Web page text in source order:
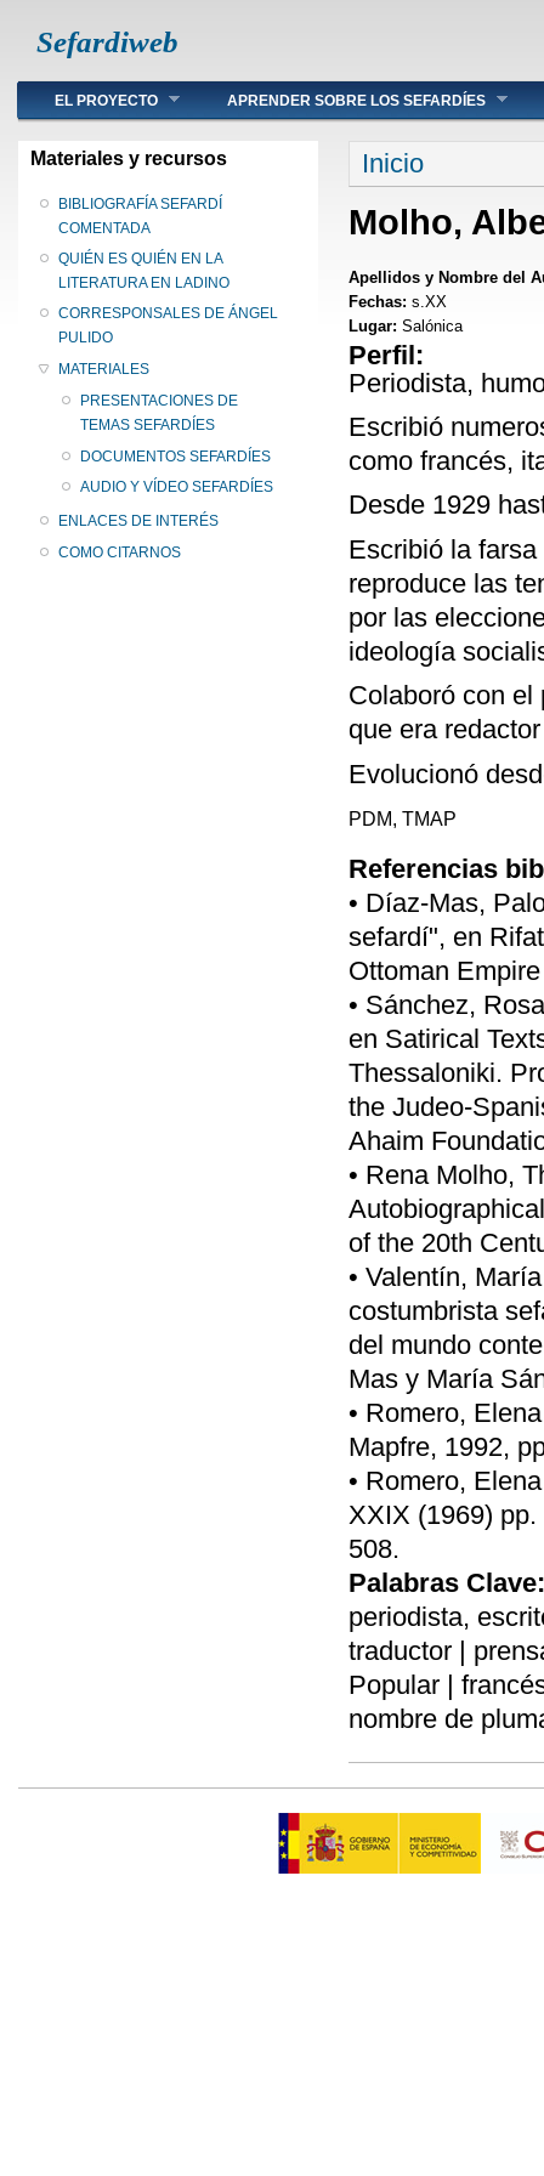
Sefardiweb
Main menu
EL PROYECTO APRENDER SOBRE LOS SEFARDÍES
Materiales y recursos
BIBLIOGRAFÍA SEFARDÍ
COMENTADA
QUIÉN ES QUIÉN EN LA
LITERATURA EN LADINO
CORRESPONSALES DE ÁNGEL
PULIDO
MATERIALES
PRESENTACIONES DE
TEMAS SEFARDÍES
DOCUMENTOS SEFARDÍES
AUDIO Y VÍDEO SEFARDÍES
ENLACES DE INTERÉS
COMO CITARNOS
Se encuentra
Inicio
Molho,
Apellidos y Nombre del
Fechas: s.XX
Lugar: Salónica
Perfil:
Periodista,
Escribió
como francés,
Desde 1929
Escribió la farsa
reproduce las
por las
ideología
Colaboró con
que era
Evolucionó
PDM, TMAP
Referencias
• Díaz-Mas,
sefardí", en
Ottoman
• Sánchez,
en Satirical
Thessaloniki.
the Judeo-
Ahaim
• Rena Molho,
of the 20th
• Valentín,
costumbrista
del mundo
Mas y María
• Romero,
Mapfre, 1992,
• Romero,
XXIX (1969)
508.
Palabras Clave:
periodista,
traductor |
Popular |
nombre de